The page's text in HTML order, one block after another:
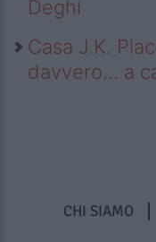
Deghi
Casa J.K.
davvero… a
CHI SIAMO